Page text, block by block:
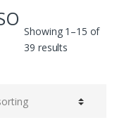
Showing 1–15 of
39 results